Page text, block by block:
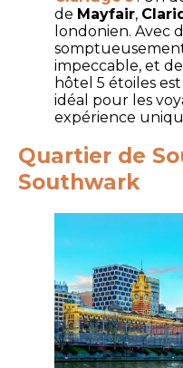
de Mayfair,
londonien. Avec
impeccable, et
hôtel 5 étoiles
idéal pour les
expérience
Quartier de
Southwark